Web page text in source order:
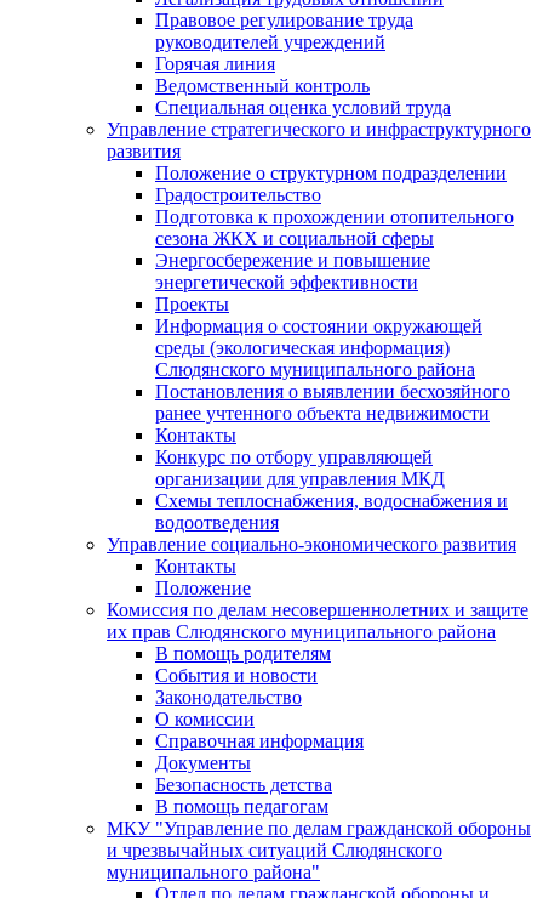
Правовое регулирование труда
руководителей учреждений
Горячая линия
Ведомственный контроль
Специальная оценка условий труда
Управление стратегического и инфраструктурного
развития
Положение о структурном подразделении
Градостроительство
Подготовка к прохождении отопительного
сезона ЖКХ и социальной сферы
Энергосбережение и повышение
энергетической эффективности
Проекты
Информация о состоянии окружающей
среды (экологическая информация)
Слюдянского муниципального района
Постановления о выявлении бесхозяйного
ранее учтенного объекта недвижимости
Контакты
Конкурс по отбору управляющей
организации для управления МКД
Схемы теплоснабжения, водоснабжения и
водоотведения
Управление социально-экономического развития
Контакты
Положение
Комиссия по делам несовершеннолетних и защите
их прав Слюдянского муниципального района
В помощь родителям
События и новости
Законодательство
О комиссии
Справочная информация
Документы
Безопасность детства
В помощь педагогам
МКУ "Управление по делам гражданской обороны
и чрезвычайных ситуаций Слюдянского
муниципального района"
Отдел по делам гражданской обороны и